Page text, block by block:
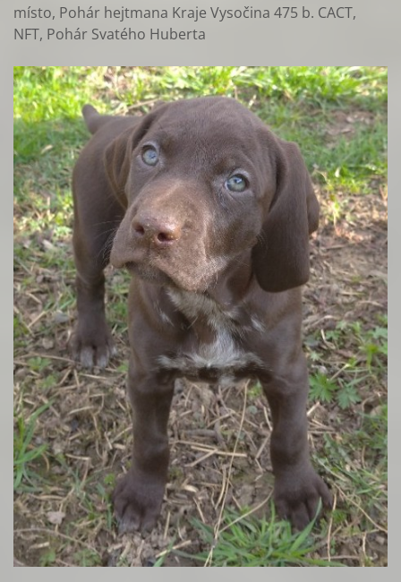
místo, Pohár hejtmana Kraje Vysočina 475 b. CACT,
NFT, Pohár Svatého Huberta